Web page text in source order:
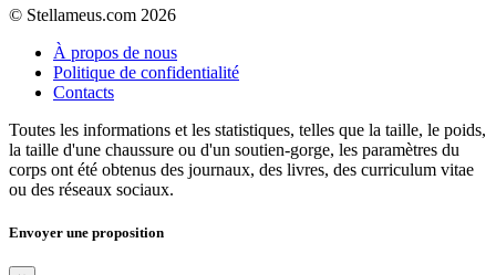
© Stellameus.com 2026
À propos de nous
Politique de confidentialité
Contacts
Toutes les informations et les statistiques, telles que la taille, le poids,
la taille d'une chaussure ou d'un soutien-gorge, les paramètres du
corps ont été obtenus des journaux, des livres, des curriculum vitae
ou des réseaux sociaux.
Envoyer une proposition